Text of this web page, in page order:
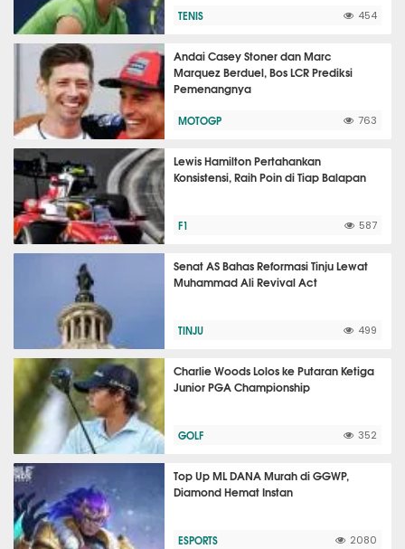
TENIS 454
Andai Casey Stoner dan Marc
Marquez Berduel, Bos LCR Prediksi
Pemenangnya
MOTOGP 763
Lewis Hamilton Pertahankan
Konsistensi, Raih Poin di Tiap Balapan
F1 587
Senat AS Bahas Reformasi Tinju Lewat
Muhammad Ali Revival Act
TINJU 499
Charlie Woods Lolos ke Putaran Ketiga
Junior PGA Championship
GOLF 352
Top Up ML DANA Murah di GGWP,
Diamond Hemat Instan
ESPORTS 2080